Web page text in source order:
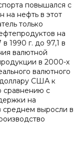
повышался с
на нефть в этот
только
на
1990 г. до 97,1 в
валютной
в 2000-х
валютного
доллару США к
сравнению с
на
среднем выросли в